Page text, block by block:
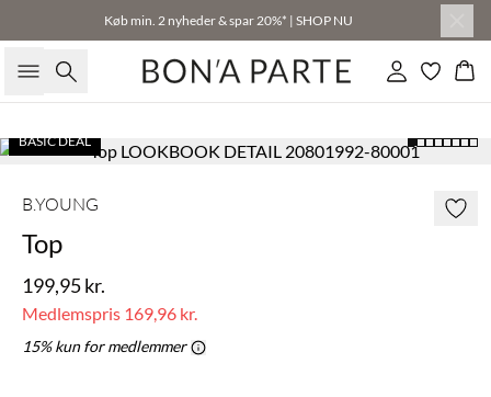
Køb min. 2 nyheder & spar 20%* | SHOP NU
Søg Log ind
BASIC DEAL
B.YOUNG
Top
199,95 kr.
Medlemspris 169,96 kr.
15% kun for medlemmer